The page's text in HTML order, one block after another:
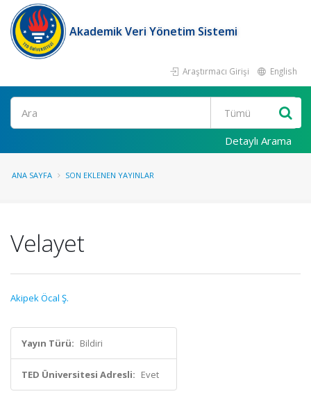
Akademik Veri Yönetim Sistemi
Araştırmacı Girişi English
Ara
Detaylı Arama
ANA SAYFA SON EKLENEN YAYINLAR
Velayet
Akipek Öcal Ş.
Yayın Türü: Bildiri
TED Üniversitesi Adresli: Evet